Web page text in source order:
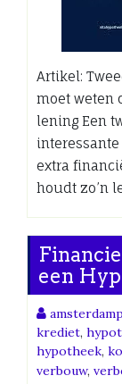
Artikel:
moet weten
lening Een
extra
houdt zo’n
een
krediet,
hypotheek,
verbouw,